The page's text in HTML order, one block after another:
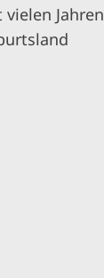
Jahren